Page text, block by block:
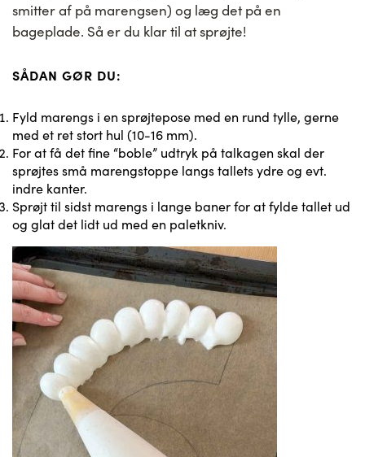
smitter af på marengsen) og læg det på en
bageplade. Så er du klar til at sprøjte!
SÅDAN GØR DU:
Fyld marengs i en sprøjtepose med en rund tylle, gerne
med et ret stort hul (10-16 mm).
For at få det fine “boble” udtryk på talkagen skal der
sprøjtes små marengstoppe langs tallets ydre og evt.
indre kanter.
Sprøjt til sidst marengs i lange baner for at fylde tallet ud
og glat det lidt ud med en paletkniv.